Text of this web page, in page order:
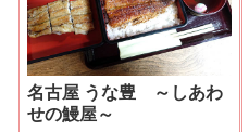
名古屋 うな豊 ～しあわ
せの鰻屋～